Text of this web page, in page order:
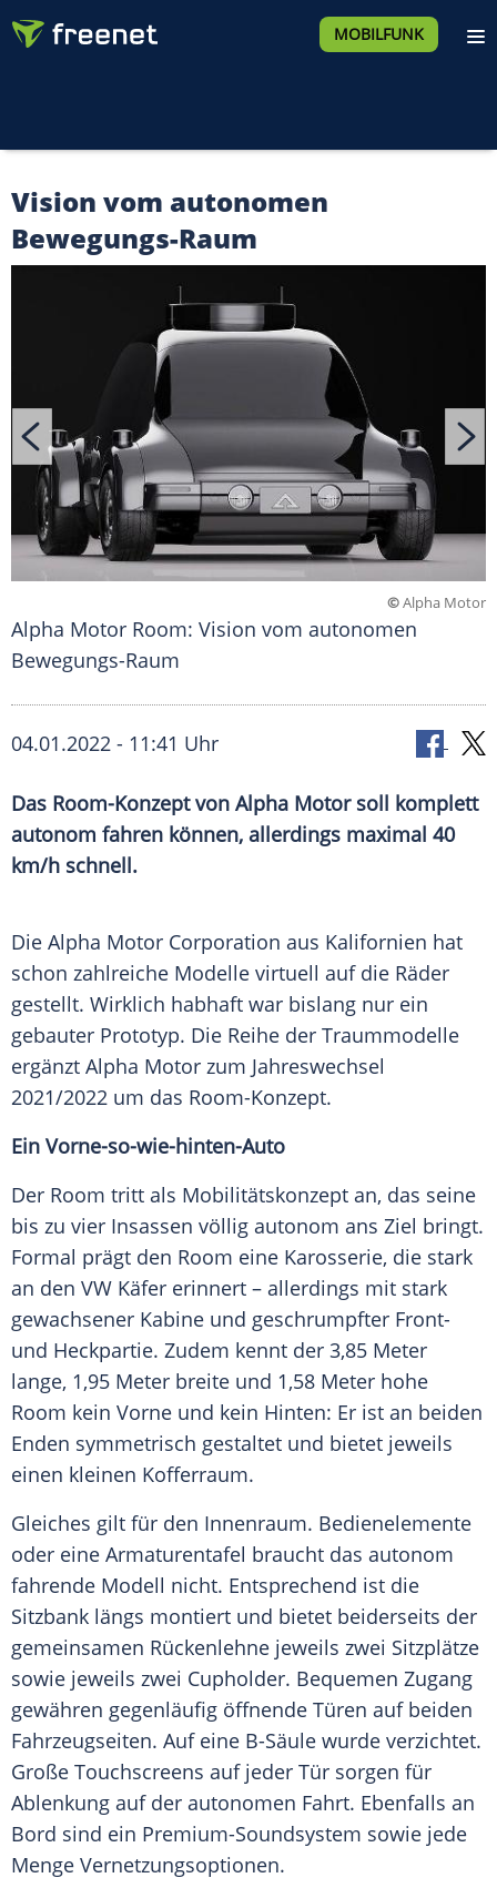
MOBILFUNK
Vision vom autonomen
Bewegungs-Raum
©Alpha Motor
Alpha Motor Room: Vision vom autonomen
Bewegungs-Raum
04.01.2022 - 11:41 Uhr
Das Room-Konzept von Alpha Motor soll komplett
autonom fahren können, allerdings maximal 40
km/h schnell.
Die Alpha Motor Corporation aus Kalifornien hat
schon zahlreiche Modelle virtuell auf die Räder
gestellt. Wirklich habhaft war bislang nur ein
gebauter Prototyp. Die Reihe der Traummodelle
ergänzt Alpha Motor zum Jahreswechsel
2021/2022 um das Room-Konzept.
Ein Vorne-so-wie-hinten-Auto
Der Room tritt als Mobilitätskonzept an, das seine
bis zu vier Insassen völlig autonom ans Ziel bringt.
Formal prägt den Room eine Karosserie, die stark
an den VW Käfer erinnert – allerdings mit stark
gewachsener Kabine und geschrumpfter Front-
und Heckpartie. Zudem kennt der 3,85 Meter
lange, 1,95 Meter breite und 1,58 Meter hohe
Room kein Vorne und kein Hinten: Er ist an beiden
Enden symmetrisch gestaltet und bietet jeweils
einen kleinen Kofferraum.
Gleiches gilt für den Innenraum. Bedienelemente
oder eine Armaturentafel braucht das autonom
fahrende Modell nicht. Entsprechend ist die
Sitzbank längs montiert und bietet beiderseits der
gemeinsamen Rückenlehne jeweils zwei Sitzplätze
sowie jeweils zwei Cupholder. Bequemen Zugang
gewähren gegenläufig öffnende Türen auf beiden
Fahrzeugseiten. Auf eine B-Säule wurde verzichtet.
Große Touchscreens auf jeder Tür sorgen für
Ablenkung auf der autonomen Fahrt. Ebenfalls an
Bord sind ein Premium-Soundsystem sowie jede
Menge Vernetzungsoptionen.